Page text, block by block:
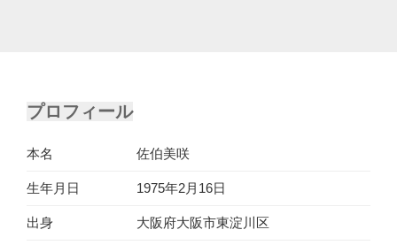
プロフィール
本名 佐伯美咲
生年月日 1975年2月16日
出身 大阪府大阪市東淀川区